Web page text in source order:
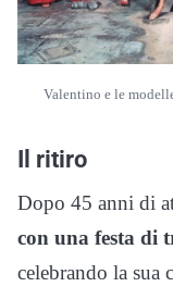
Valentino e le
Il ritiro
Dopo 45 anni di
con una festa di
celebrando la sua